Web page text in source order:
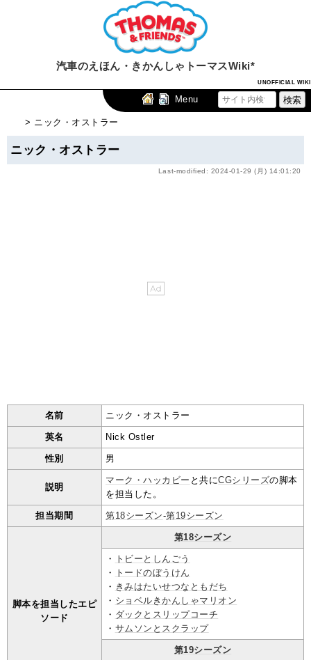
汽車のえほん・きかんしゃトーマスWiki*
UNOFFICIAL WIKI
Menu
> ニック・オストラー
ニック・オストラー
Last-modified: 2024-01-29 (月) 14:01:20
名前 ニック・オストラー
英名 Nick Ostler
性別 男
説明
マーク・ハッカビー と共にCGシリーズの脚本
を担当した。
担当期間 第18シーズン-第19シーズン
脚本を担当したエピ
ソード
第18シーズン
・
トビーとしんごう
・
トードのぼうけん
・ きみはたいせつなともだち
・ ショベルきかんしゃマリオン
・ ダックとスリップコーチ
・ サムソンとスクラップ
第19シーズン